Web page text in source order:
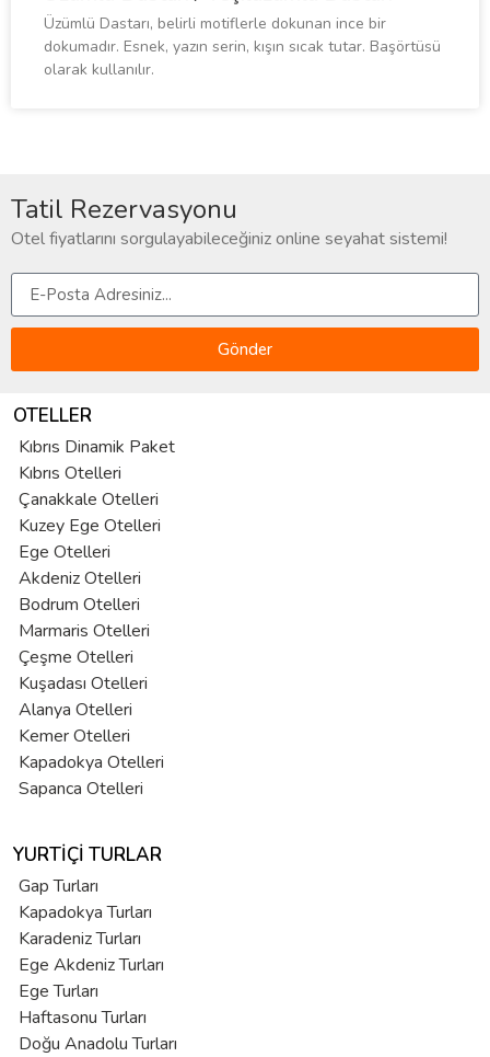
Üzümlü Dastarı, belirli motiflerle dokunan ince bir
dokumadır. Esnek, yazın serin, kışın sıcak tutar. Başörtüsü
olarak kullanılır.
Tatil Rezervasyonu
Otel fiyatlarını sorgulayabileceğiniz online seyahat sistemi!
Gönder
OTELLER
Kıbrıs Dinamik Paket
Kıbrıs Otelleri
Çanakkale Otelleri
Kuzey Ege Otelleri
Ege Otelleri
Akdeniz Otelleri
Bodrum Otelleri
Marmaris Otelleri
Çeşme Otelleri
Kuşadası Otelleri
Alanya Otelleri
Kemer Otelleri
Kapadokya Otelleri
Sapanca Otelleri
YURTIÇI TURLAR
Gap Turları
Kapadokya Turları
Karadeniz Turları
Ege Akdeniz Turları
Ege Turları
Haftasonu Turları
Doğu Anadolu Turları